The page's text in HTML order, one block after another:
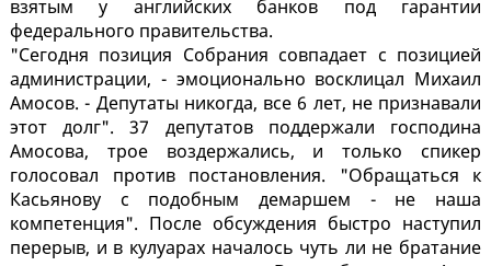
взятым у английских банков под гарантии
федерального правительства.
"Сегодня позиция Собрания совпадает с позицией
администрации, - эмоционально восклицал Михаил
Амосов. - Депутаты никогда, все 6 лет, не признавали
этот долг". 37 депутатов поддержали господина
Амосова, трое воздержались, и только спикер
голосовал против постановления. "Обращаться к
Касьянову с подобным демаршем - не наша
компетенция". После обсуждения быстро наступил
перерыв, и в кулуарах началось чуть ли не братание